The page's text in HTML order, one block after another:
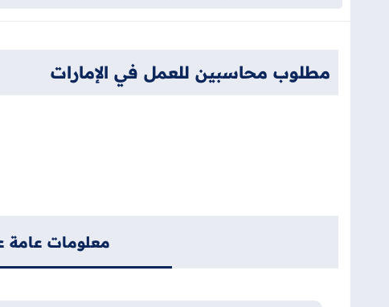
مطلوب محاسبين للعمل في الإمارات
معلومات عامة